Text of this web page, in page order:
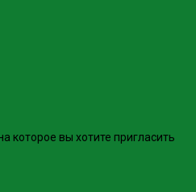
которое вы хотите пригласить